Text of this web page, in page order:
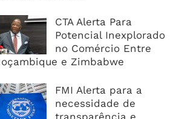
CTA Alerta Para
Potencial Inexplorado
no Comércio Entre
e Zimbabwe
FMI Alerta para a
necessidade de
transparência e
LNG Avança Com Selecção
Consórcio EPC Antes Da FID De
Traveltech E Coloca Digitalização
Centro Da Agenda Turística